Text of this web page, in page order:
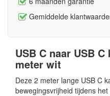
Gemiddelde
USB C naar USB
meter wit
Deze 2 meter lange USB C
bewegingsvrijheid tijdens